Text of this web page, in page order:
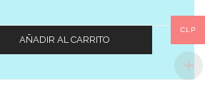
AÑADIR AL CARRITO
CLP